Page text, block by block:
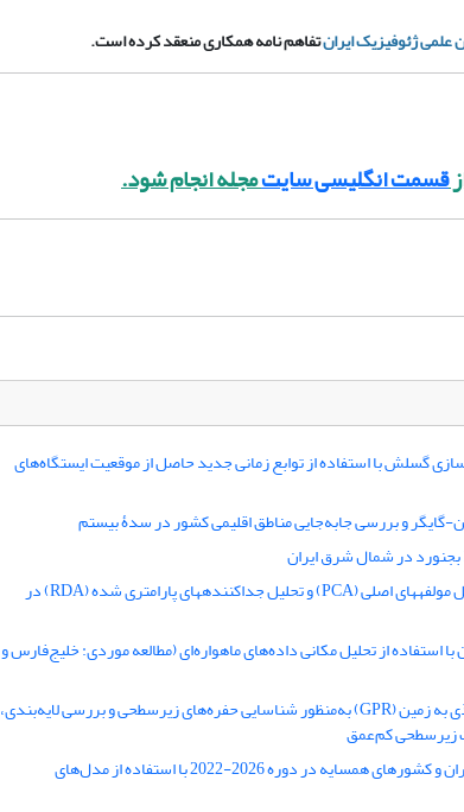
علمی ژئوفیزیک ایرانتفاهم نامه همکاری منعقد کرده است.
قسمت انگلیسی سایتمجله انجام شود.
گسلش با استفاده از توابع زمانی جدید حاصل از موقعیت ایستگاه‌های
گایگر و بررسی جابه‌جایی مناطق اقلیمی کشور در سدۀ بیستم
استفاده از تکنیکهای کاهش بعد تحلیل مولفههای اصلی (PCA) و تحلیل جداکنندههای پارامتری شده (RDA) در
استفاده از تحلیل مکانی داده‌های ماهواره‌ای (مطالعه موردی: خلیج‌فارس و
پردازش و تفسیر داده‌های رادار نفوذی به زمین (GPR) به‌منظور شناسایی حفره‌‌های زیرسطحی و بررسی لایه‌بندی،
زیرسطحی کم‌عمق
پیش‌بینی چندسالانه بارش و دمای ایران و کشورهای همسایه در دوره 2026-2022 با استفاده از مدل‌های